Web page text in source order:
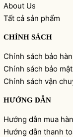
About Us
Tất cả sản phẩm
CHÍNH SÁCH
Chính sách bảo
Chính sách bảo
Chính sách vận
HƯỚNG DẪN
Hướng dẫn mua
Hướng dẫn thanh